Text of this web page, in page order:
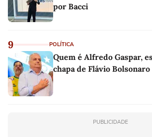
por Bacci
9 POLÍTICA
Quem é Alfredo Gaspar,
chapa de Flávio
PUBLICIDADE